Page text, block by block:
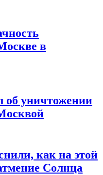
в
об уничтожении
как на этой
Солнца